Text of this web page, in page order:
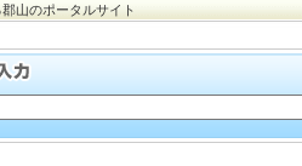
山のポータルサイト